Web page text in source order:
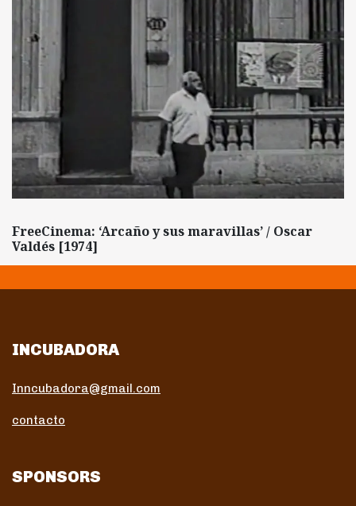
FreeCinema: ‘Arcaño y sus maravillas’ / Oscar
Valdés [1974]
INCUBADORA
Inncubadora@gmail.com
contacto
SPONSORS